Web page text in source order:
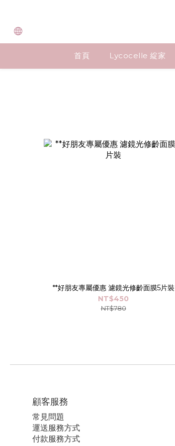
首頁 Lycocelle 綻家
**好朋友專屬優惠 濾鏡光修齡面膜5片裝
NT$450
NT$780
顧客服務
常見問題
運送服務方式
付款服務方式